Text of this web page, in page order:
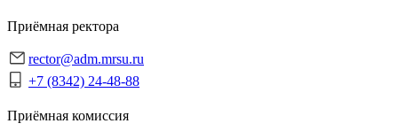
Приёмная ректора
rector@adm.mrsu.ru
+7 (8342) 24-48-88
Приёмная комиссия